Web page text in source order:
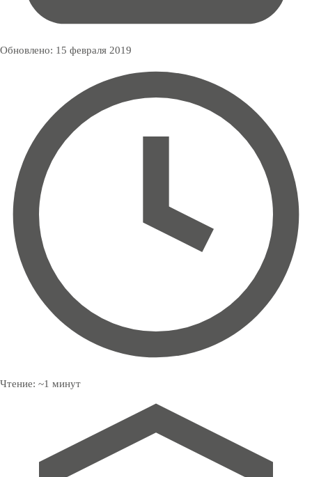
Обновлено: 15 февраля 2019
Чтение: ~1 минут